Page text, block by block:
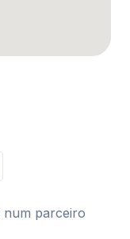
num parceiro